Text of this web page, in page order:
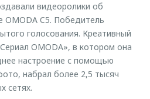
видеоролики об
OMODA C5. Победитель
голосования. Креативный
OMODA», в котором она
настроение с помощью
набрал более 2,5 тысяч
сетях.